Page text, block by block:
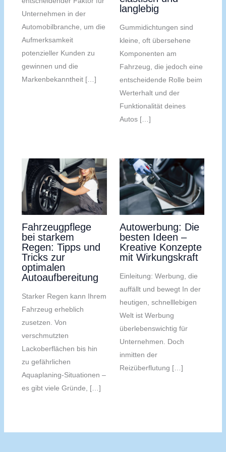
Unternehmen in der
Automobilbranche, um die
Aufmerksamkeit
potenzieller Kunden zu
gewinnen und die
Markenbekanntheit […]
langlebig
Gummidichtungen sind
kleine, oft übersehene
Komponenten am
Fahrzeug, die jedoch eine
entscheidende Rolle beim
Werterhalt und der
Funktionalität deines
Autos […]
Fahrzeugpflege
bei starkem
Regen: Tipps und
Tricks zur
optimalen
Autoaufbereitung
Starker Regen kann Ihrem
Fahrzeug erheblich
zusetzen. Von
verschmutzten
Lackoberflächen bis hin
zu gefährlichen
Aquaplaning-Situationen –
es gibt viele Gründe, […]
Autowerbung: Die
besten Ideen –
Kreative Konzepte
mit Wirkungskraft
Einleitung: Werbung, die
auffällt und bewegt In der
heutigen, schnelllebigen
Welt ist Werbung
überlebenswichtig für
Unternehmen. Doch
inmitten der
Reizüberflutung […]